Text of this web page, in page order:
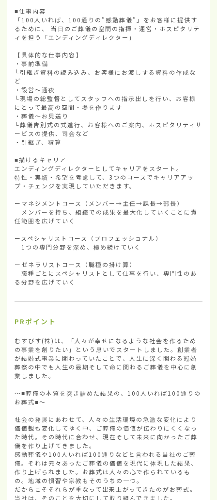
■仕事内容
「100人いれば、100通りの”感動葬儀”」をお客様に提供す
るために、 当日のご葬儀の空間の指揮・運営・ホスピタリテ
ィを担う「エンディングディレクター」
【具体的な仕事内容】
・事前準備
└引継ぎ資料の読み込み、お客様にお渡しする資料の作成な
ど
・設営～通夜
└現場の総監督としてスタッフへの指示出しを行い、お客様
にとって最高の空間・場を作ります
・葬儀～お見送り
└葬儀告別式の式進行、お客様へのご案内、ホスピタリティサ
ービスの提供、司会など
・引継ぎ、精算
■描けるキャリア
エンディングディレクターとしてキャリアをスタート。
特性・実績・希望を考慮して、3つのコースでキャリアアッ
プ・チェンジを実現していただきます。
ーマネジメントコース（メンバー→主任→課長→部長）
メンバーを持ち、組織での成果を最大化していくことに責
任範囲を広げていく
ースペシャリストコース（プロフェッショナル）
1つの専門分野を深め、極め続けていく
ーゼネラリストコース（職種の掛け算）
職種ごとにスペシャリストとして仕事を行い、専門性のあ
る分野を広げていく
PRポイント
むすびす(株)は、「人々が幸せになるような社会を作るため
の事業を創りたい」という思いでスタートしました。創業者
が結婚式事業に関わっていたことで、人生に深く関わる冠婚
葬祭の中でも人生の最期そして命に関わるご葬儀を中心に創
業しました。
～■葬儀の本質を突き詰めた結果の、100人いれば100通りの
お葬式■～
社会の発展にあわせて、人々の生活環境の急激な変化により
価値観も変化してゆく中、ご葬儀の価値が伝わりにくくなっ
た時代。その時代に合わせ、現在そして未来に向かったご葬
儀を作り上げてきました。
感動葬儀や100人いれば100通りなどと言われる当社のご葬
儀。それは元々あったご葬儀の価値を現代に体現した結果、
作り上げられました。お葬式は人々の心で作られているも
の。地域の慣習や宗教もそのうちの一つ。
だからこそそれらが重なって出来上がってきたのがお葬式。
当社は、そのことを大切にして取り組んできました。